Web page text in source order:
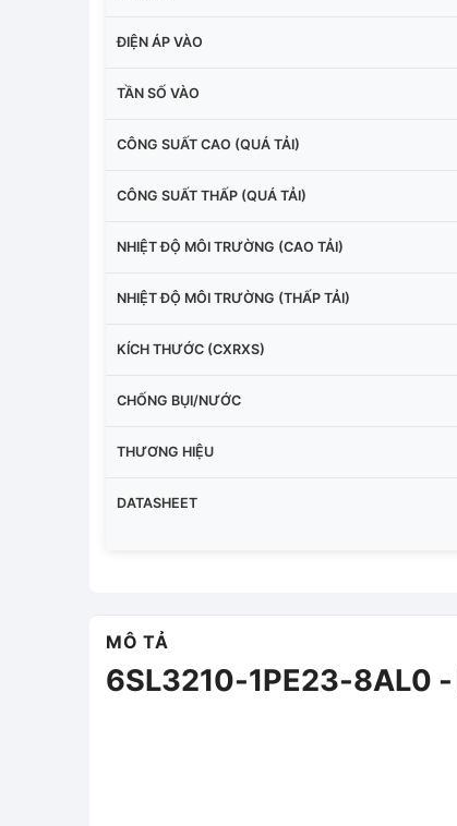
ĐIỆN ÁP VÀO
TẦN SỐ VÀO
CÔNG SUẤT CAO (QUÁ TẢI)
CÔNG SUẤT THẤP (QUÁ TẢI)
NHIỆT ĐỘ MÔI TRƯỜNG (CAO TẢI)
NHIỆT ĐỘ MÔI TRƯỜNG (THẤP TẢI)
KÍCH THƯỚC (CXRXS)
CHỐNG BỤI/NƯỚC
THƯƠNG HIỆU
DATASHEET
MÔ TẢ
6SL3210-1PE23-8AL0